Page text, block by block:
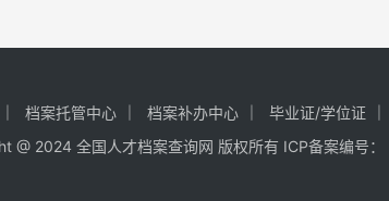
档案托管中心 档案补办中心 毕业证/学位证
@ 2024 全国人才档案查询网 版权所有 ICP备案编号：